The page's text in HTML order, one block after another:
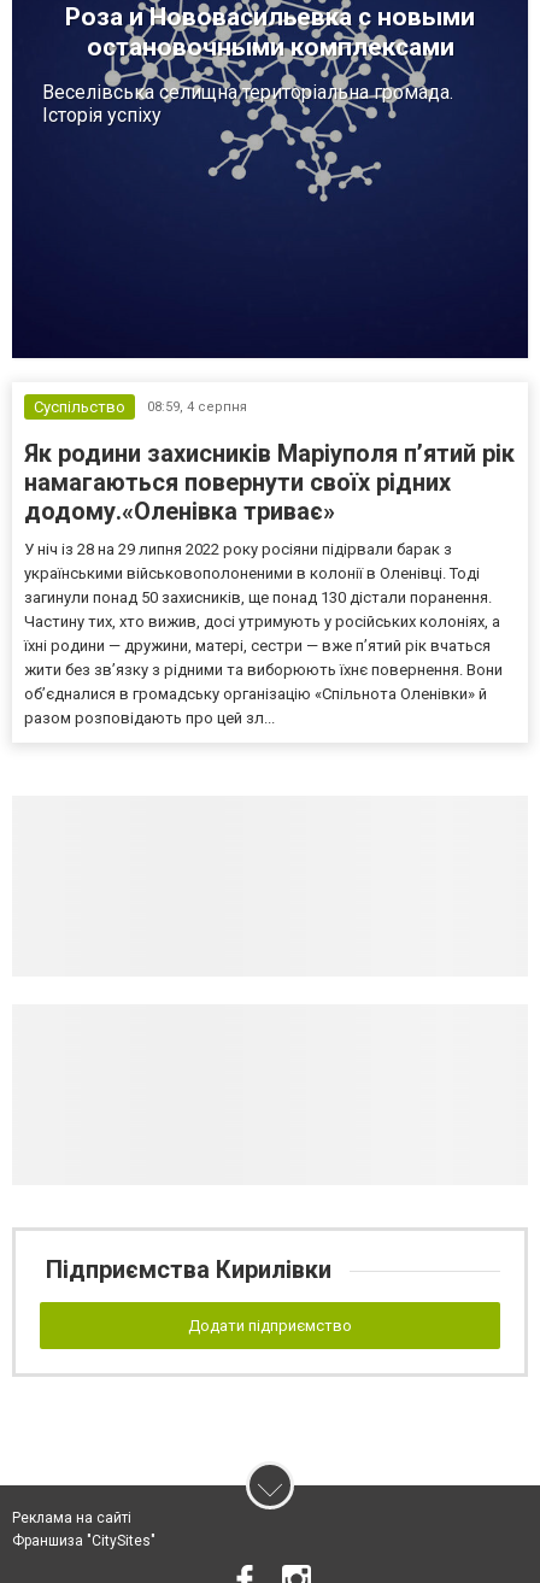
Роза и Нововасильевка с новыми
остановочными комплексами
Веселівська селищна територіальна громада.
Історія успіху
Суспільство 08:59, 4 серпня
Як родини захисників Маріуполя пʼятий рік
намагаються повернути своїх рідних
додому.«Оленівка триває»
У ніч із 28 на 29 липня 2022 року росіяни підірвали барак з
українськими військовополоненими в колонії в Оленівці. Тоді
загинули понад 50 захисників, ще понад 130 дістали поранення.
Частину тих, хто вижив, досі утримують у російських колоніях, а
їхні родини — дружини, матері, сестри — вже п’ятий рік вчаться
жити без зв’язку з рідними та виборюють їхнє повернення. Вони
об’єдналися в громадську організацію «Спільнота Оленівки» й
разом розповідають про цей зл...
Підприємства Кирилівки
Додати підприємство
Реклама на сайті
Франшиза "CitySites"